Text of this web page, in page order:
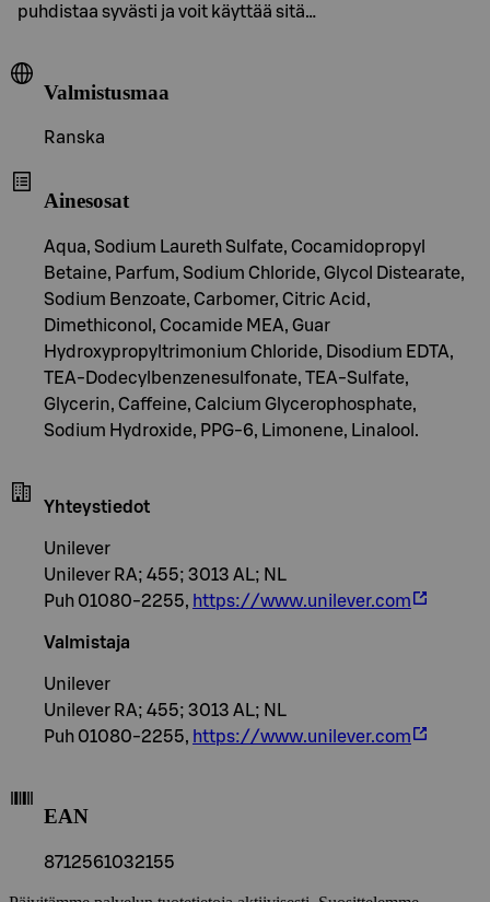
puhdistaa syvästi ja voit käyttää sitä…
Valmistusmaa
Ranska
Ainesosat
Aqua, Sodium Laureth Sulfate, Cocamidopropyl
Betaine, Parfum, Sodium Chloride, Glycol Distearate,
Sodium Benzoate, Carbomer, Citric Acid,
Dimethiconol, Cocamide MEA, Guar
Hydroxypropyltrimonium Chloride, Disodium EDTA,
TEA-Dodecylbenzenesulfonate, TEA-Sulfate,
Glycerin, Caffeine, Calcium Glycerophosphate,
Sodium Hydroxide, PPG-6, Limonene, Linalool.
Yhteystiedot
Unilever
Unilever RA; 455; 3013 AL; NL
Puh 01080-2255, https://www.unilever.com
Valmistaja
Unilever
Unilever RA; 455; 3013 AL; NL
Puh 01080-2255, https://www.unilever.com
EAN
8712561032155